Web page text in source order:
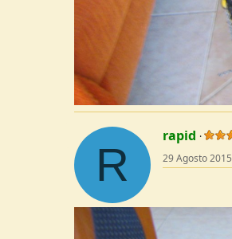
R
rapid
29 Agosto 2015